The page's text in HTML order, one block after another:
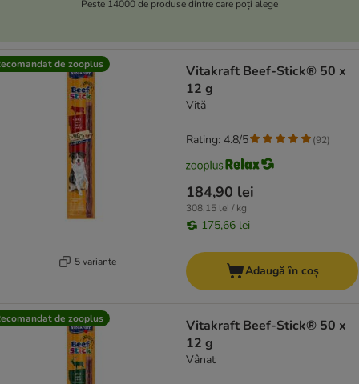
Peste 14000 de produse dintre care poți alege
de zooplus
5 variante
Vitakraft Beef-Stick® 50 x
12 g
Vită
184,90 lei
308,15 lei / kg
175,66 lei
Rating: 4.8/5 (92)
Adaugă în coș
de zooplus
Vitakraft Beef-Stick® 50 x
12 g
Vânat